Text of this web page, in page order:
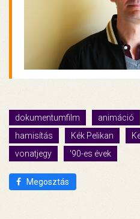
dokumentumfilm animáció
hamisítás
Kék Pelikan
vonatjegy
'90-es évek
Megosztás